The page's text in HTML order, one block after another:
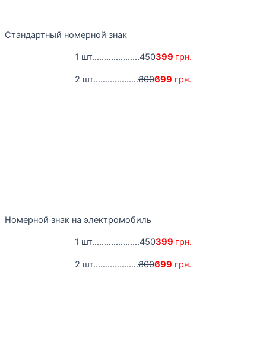
Стандартный номерной знак
1 шт....................450399 грн.
2 шт...................800699 грн.
Номерной знак на электромобиль
1 шт....................450399 грн.
2 шт...................800699 грн.